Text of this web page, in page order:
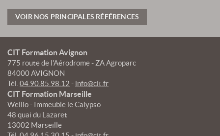
VOIR NOS PRINCIPALES RÉFÉRENCES
CIT Formation Avignon
775 route de l'Aérodrome - ZA Agroparc
84000 AVIGNON
Tél. 04.90.85.98.12 - info@cit.fr
CIT Formation Marseille
Wellio - Immeuble le Calypso
48 quai du Lazaret
13002 Marseille